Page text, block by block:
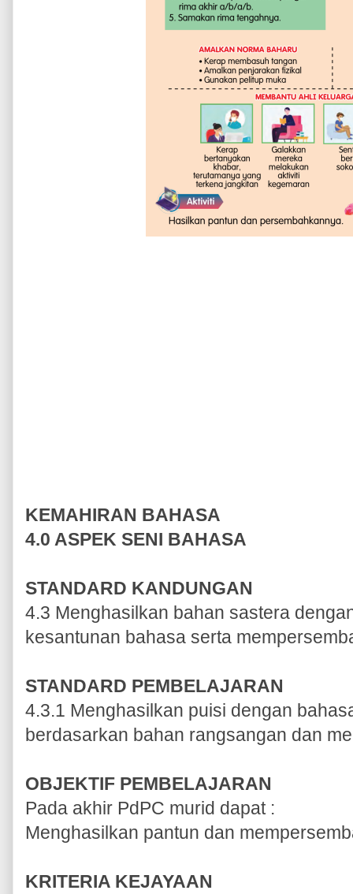
KEMAHIRAN BAHASA
4.0 ASPEK SENI BAHASA
STANDARD KANDUNGAN
4.3 Menghasilkan bahan sastera
kesantunan bahasa serta
STANDARD PEMBELAJARAN
4.3.1 Menghasilkan puisi dengan
berdasarkan bahan rangsangan dan
OBJEKTIF PEMBELAJARAN
Pada akhir PdPC murid dapat :
Menghasilkan pantun dan
KRITERIA KEJAYAAN